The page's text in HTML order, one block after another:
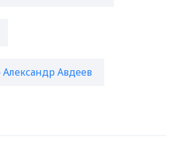
Александр Авдеев